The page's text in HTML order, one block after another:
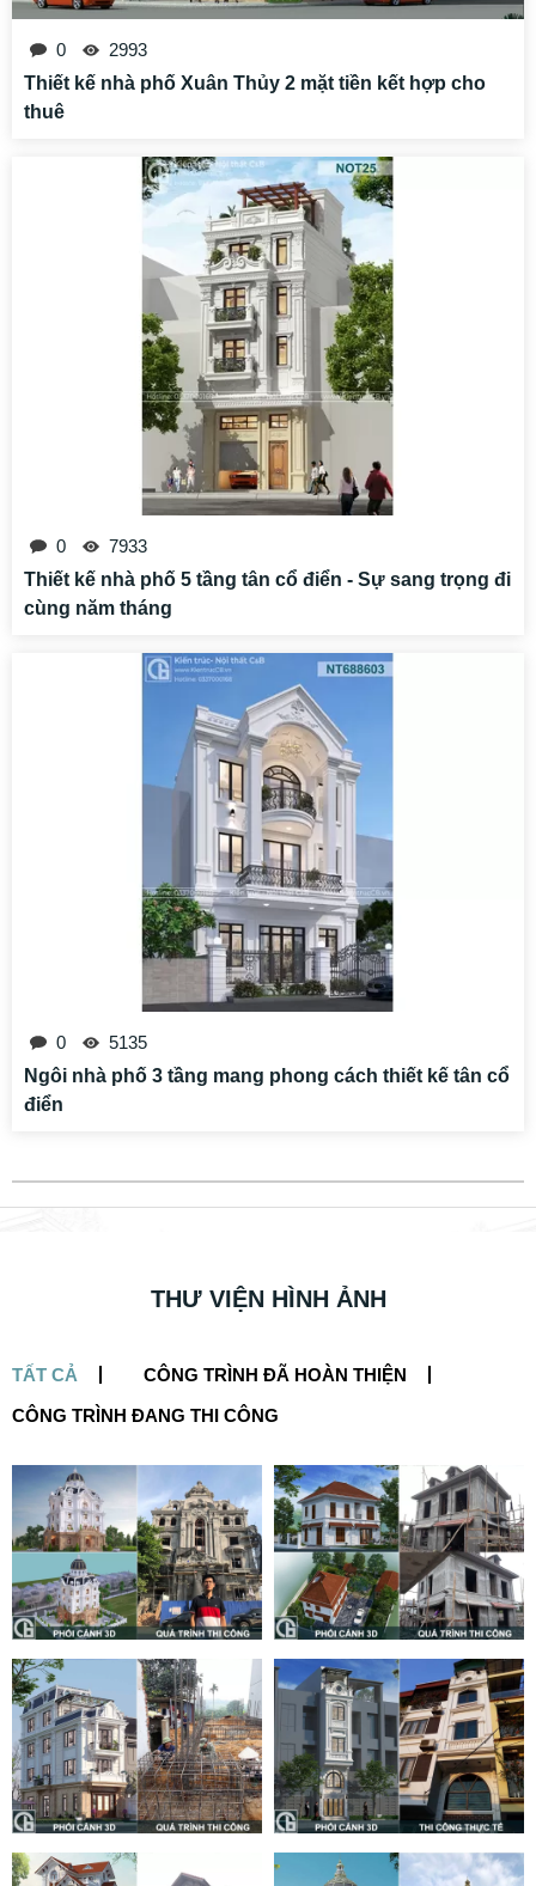
0
2993
Thiết kế nhà phố Xuân Thủy 2 mặt tiền kết hợp cho
thuê
0
7933
Thiết kế nhà phố 5 tầng tân cổ điển - Sự sang trọng đi
cùng năm tháng
0
5135
Ngôi nhà phố 3 tầng mang phong cách thiết kế tân cổ
điển
THƯ VIỆN HÌNH ẢNH
TẤT CẢ
CÔNG TRÌNH ĐÃ HOÀN THIỆN
CÔNG TRÌNH ĐANG THI CÔNG